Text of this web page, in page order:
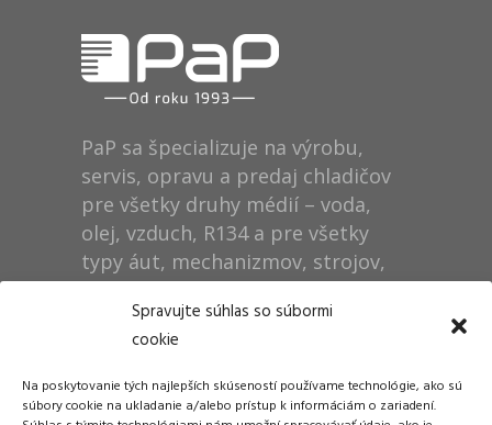
Spravujte súhlas so súbormi
cookie
Na poskytovanie tých najlepších skúseností používame technológie, ako sú
súbory cookie na ukladanie a/alebo prístup k informáciám o zariadení.
PaP sa špecializuje na výrobu,
servis, opravu a predaj chladičov
pre všetky druhy médií – voda,
olej, vzduch, R134 a pre všetky
typy áut, mechanizmov, strojov,
technológií, rušňov…
Dušan Pytel P a P